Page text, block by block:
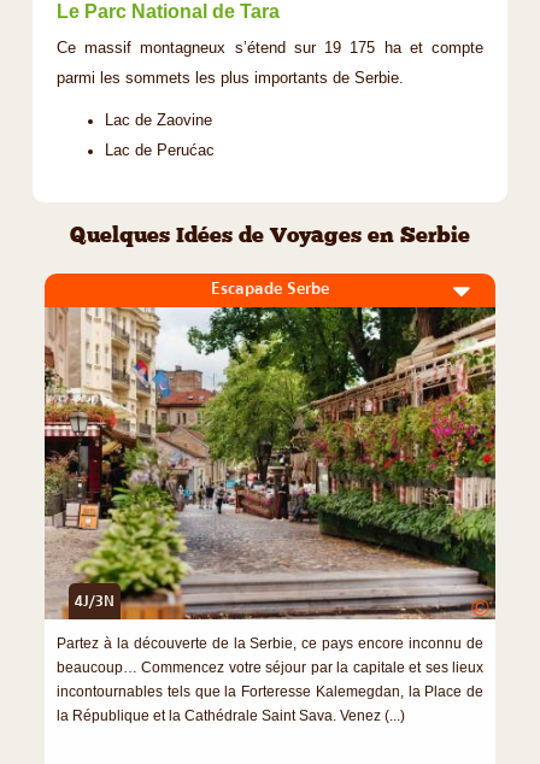
Le Parc National de Tara
Ce massif montagneux s’étend sur 19 175 ha et compte
parmi les sommets les plus importants de Serbie.
Lac de Zaovine
Lac de Perućac
Quelques Idées de Voyages en Serbie
Escapade Serbe
4J/3N ©
Partez à la découverte de la Serbie, ce pays encore inconnu de
beaucoup… Commencez votre séjour par la capitale et ses lieux
incontournables tels que la Forteresse Kalemegdan, la Place de
la République et la Cathédrale Saint Sava. Venez (...)